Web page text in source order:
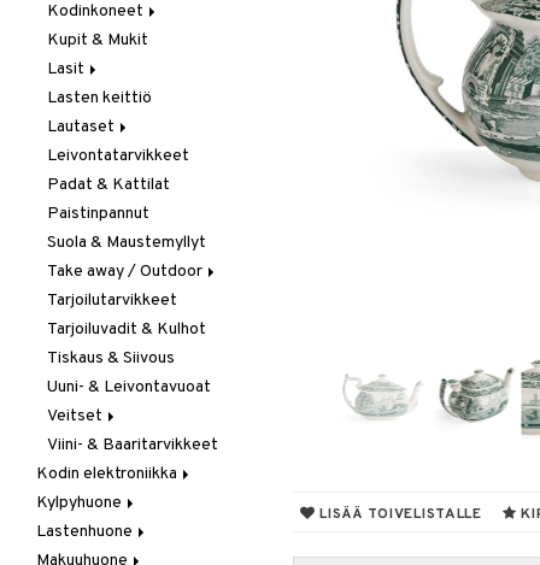
LISÄÄ TOIVELISTALLE
Kodinkoneet
Kahvi, Tee & Espresso
Leivänpaahtimet
Mixerit &
Sähkövatkaimet
Muut koneet
Vedenkeittimet
Kupit & Mukit
Lasit
Juoma- & Cocktailasit
Juomalasit
Olutlasit
Shamppanjalasit
Snapsi- & Aveclasit
Viinilasit
Whiskey- & Konjakkilasit
Lasten keittiö
Lautaset
Asetit
Ruokalautaset
Syvät lautaset
Leivontatarvikkeet
Padat & Kattilat
Paistinpannut
Suola & Maustemyllyt
Take away / Outdoor
Eväslaatikot
Pullot
Termoskannut
Termosmukit
Tarjoilutarvikkeet
Tarjoiluvadit & Kulhot
Tiskaus & Siivous
Uuni- & Leivontavuoat
Veitset
Erityisveitset
Keittiöveitset
Kuorinta- &
Vihannesveitset
Leikkuulaudat
Viini- & Baaritarvikkeet
Kodin elektroniikka
Ääni
Kylpyhuone
Kylpyhuoneen sisustus
Kylpyhuoneen tarvikkeita
Lastenhuone
Kylpyhuoneen koristelu
Makuuhuone